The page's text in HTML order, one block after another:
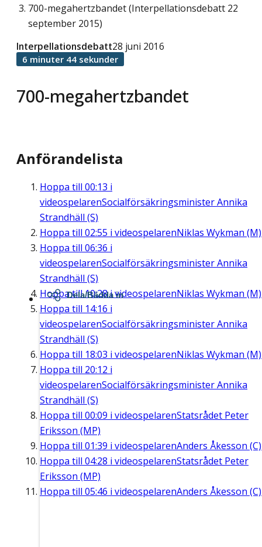
700-megahertzbandet (Interpellationsdebatt 22
september 2015)
700-megahertzbandet
Interpellationsdebatt28 juni 2016
6 minuter 44 sekunder
Anförandelista
Hoppa till 00:13 i
videospelarenSocialförsäkringsminister Annika
Strandhäll (S)
Hoppa till 02:55 i videospelarenNiklas Wykman (M)
Hoppa till 06:36 i
videospelarenSocialförsäkringsminister Annika
Strandhäll (S)
Hoppa till10:28i videospelarenNiklas Wykman (M)
Hoppa till 14:16 i
videospelarenSocialförsäkringsminister Annika
Strandhäll (S)
Hoppa till 18:03 i videospelarenNiklas Wykman (M)
Hoppa till 20:12 i
videospelarenSocialförsäkringsminister Annika
Strandhäll (S)
Hoppa till 00:09 i videospelarenStatsrådet Peter
Eriksson (MP)
Hoppa till 01:39 i videospelarenAnders Åkesson (C)
Hoppa till 04:28 i videospelarenStatsrådet Peter
Eriksson (MP)
Hoppa till 05:46 i videospelarenAnders Åkesson (C)
Dela/Bädda in